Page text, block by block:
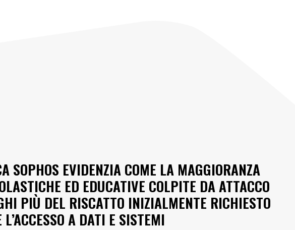
SOPHOS EVIDENZIA COME LA MAGGIORANZA
ED EDUCATIVE COLPITE DA ATTACCO
PIÙ DEL RISCATTO INIZIALMENTE RICHIESTO
A DATI E SISTEMI